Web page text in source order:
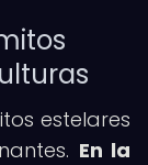
estelares
En la